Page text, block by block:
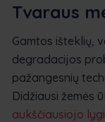
Tvaraus
Gamtos išteklių,
degradacijos
pažangesnių
Didžiausi žemės
aukščiausiojo